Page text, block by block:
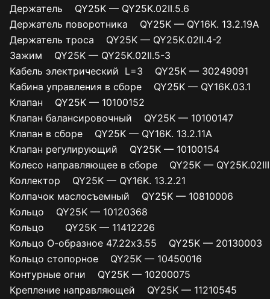
Держатель QY25K — QY25K.02II.5.6
Держатель поворотника QY25K — QY16K. 13.2.19A
Держатель троса QY25K — QY25K.02II.4-2
Зажим QY25K — QY25K.02II.5-3
Кабель электрический L=3 QY25K — 30249091
Кабина управления в сборе QY25K — QY16K.03.1
Клапан QY25K — 10100152
Клапан балансировочный QY25K — 10100147
Клапан в сборе QY25K — QY16K. 13.2.11A
Клапан регулирующий QY25K — 10100154
Колесо направляющее в сборе QY25K —
Коллектор QY25K — QY16K. 13.2.21
Колпачок маслосъемный QY25K — 10810006
Кольцо QY25K — 10120368
Кольцо QY25K — 11412226
Кольцо О-образное 47.22х3.55 QY25K — 20130003
Кольцо стопорное QY25K — 10450016
Контурные огни QY25K — 10200075
Крепление направляющей QY25K — 11210545